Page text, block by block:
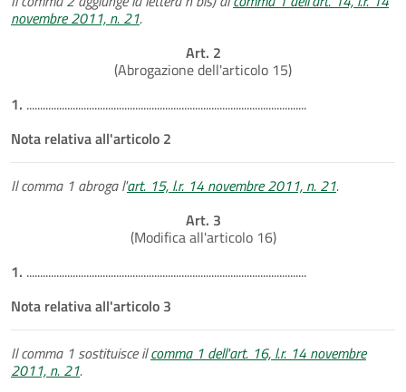
novembre 2011, n. 21.
Art. 2
(Abrogazione dell'articolo 15)
1. .......................................................................................................
Nota relativa all'articolo 2
Il comma 1 abroga l'art. 15, l.r. 14 novembre 2011, n. 21.
Art. 3
(Modifica all'articolo 16)
1. .......................................................................................................
Nota relativa all'articolo 3
Il comma 1 sostituisce ilcomma 1 dell'art. 16, l.r. 14 novembre
2011, n. 21.